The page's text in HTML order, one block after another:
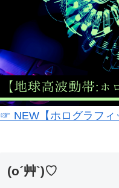
☞ NEW【ホログラフィ
(o´艸`)♡